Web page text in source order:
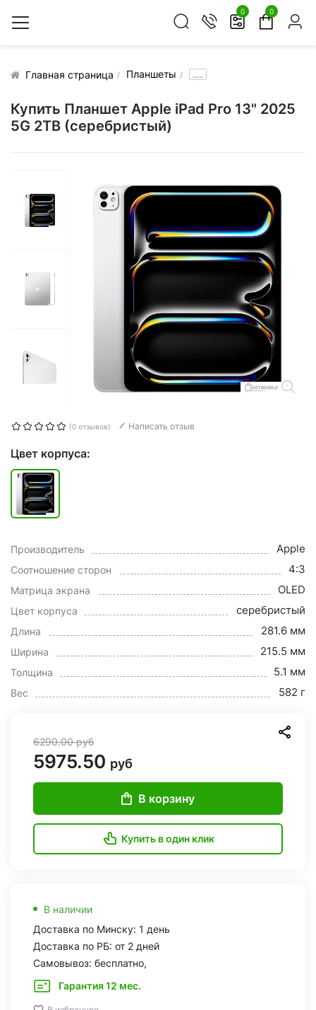
0 0
Главная страница Планшеты .....
Купить Планшет Apple iPad Pro 13" 2025
5G 2TB (серебристый)
(0 отзывов) Написать отзыв
Цвет корпуса:
Производитель Apple
Соотношение сторон 4:3
Матрица экрана OLED
Цвет корпуса серебристый
Длина 281.6 мм
Ширина 215.5 мм
Толщина 5.1 мм
Вес 582 г
6290.00руб
5975.50 руб
В корзину
Купить в один клик
В наличии
Доставка по Минску: 1 день
Доставка по РБ: от 2 дней
Самовывоз: бесплатно,
Гарантия 12 мес.